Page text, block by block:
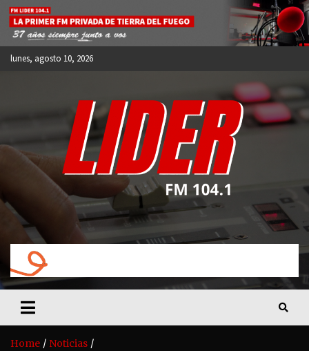
Skip
content
lunes, agosto 10, 2026
FM LIDER 104.1
Home
Noticias